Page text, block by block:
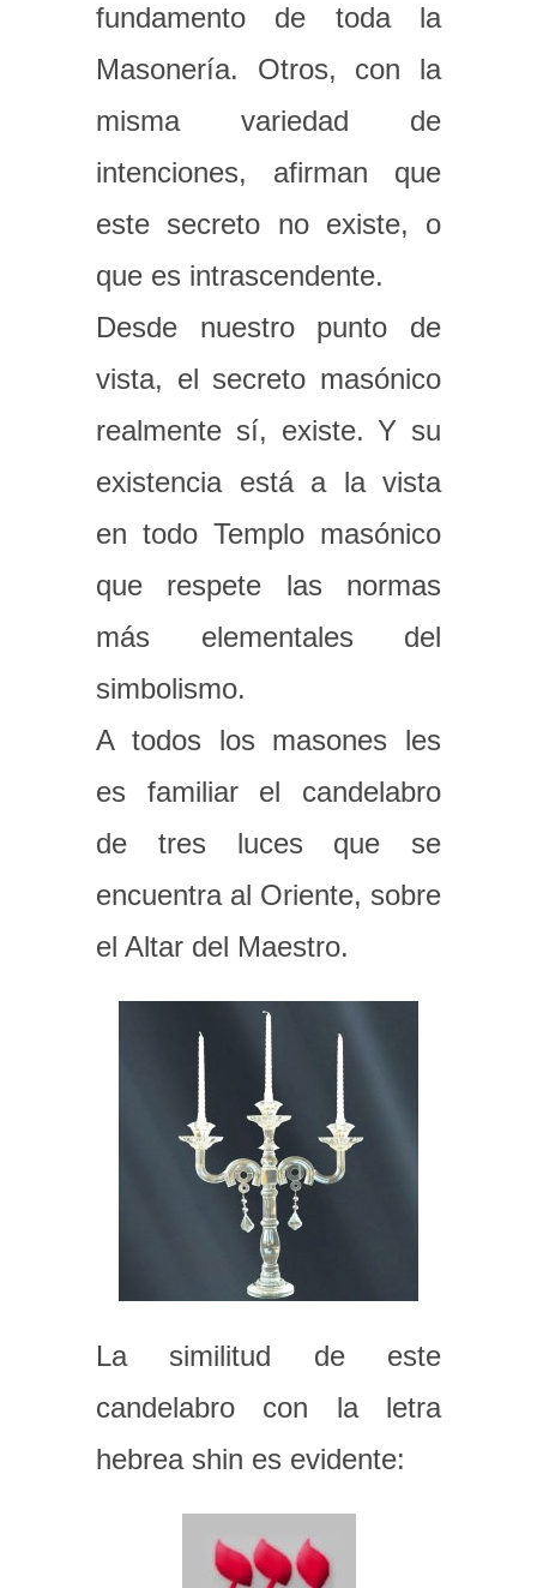
fundamento de toda la
Masonería. Otros, con la
misma variedad de
intenciones, afirman que
este secreto no existe, o
que es intrascendente.
Desde nuestro punto de
vista, el secreto masónico
realmente sí, existe. Y su
existencia está a la vista
en todo Templo masónico
que respete las normas
más elementales del
simbolismo.
A todos los masones les
es familiar el candelabro
de tres luces que se
encuentra al Oriente, sobre
el Altar del Maestro.
La similitud de este
candelabro con la letra
hebrea shin es evidente: